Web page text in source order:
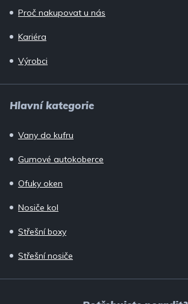
Proč nakupovat u nás
Kariéra
Výrobci
Hlavní kategorie
Vany do kufru
Gumové autokoberce
Ofuky oken
Nosiče kol
Střešní boxy
Střešní nosiče